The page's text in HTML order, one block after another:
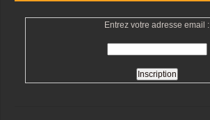
Entrez votre adresse email :